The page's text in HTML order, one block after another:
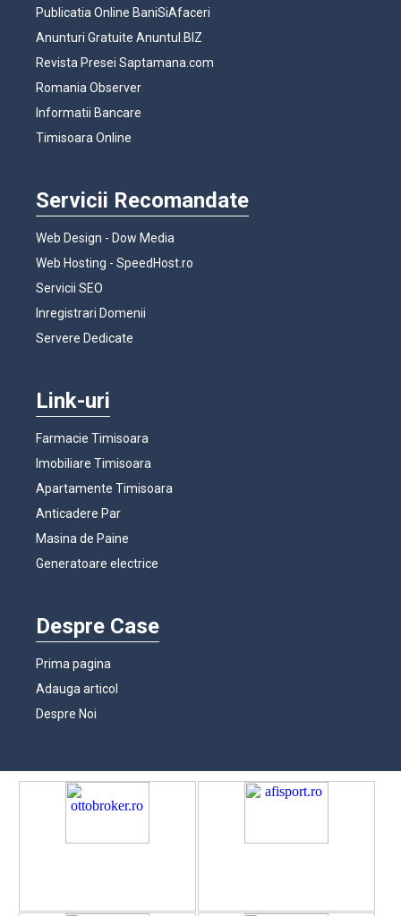
Publicatia Online BaniSiAfaceri
Anunturi Gratuite Anuntul.BIZ
Revista Presei Saptamana.com
Romania Observer
Informatii Bancare
Timisoara Online
Servicii Recomandate
Web Design - Dow Media
Web Hosting - SpeedHost.ro
Servicii SEO
Inregistrari Domenii
Servere Dedicate
Link-uri
Farmacie Timisoara
Imobiliare Timisoara
Apartamente Timisoara
Anticadere Par
Masina de Paine
Generatoare electrice
Despre Case
Prima pagina
Adauga articol
Despre Noi